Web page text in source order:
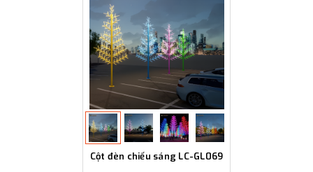
Cột đèn chiếu sáng LC-GL069